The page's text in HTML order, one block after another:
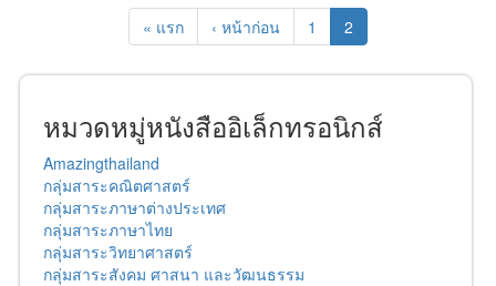
« แรก ‹ หน้าก่อน 1 2
หมวดหมู่หนังสืออิเล็กทรอนิกส์
Amazingthailand
กลุ่มสาระคณิตศาสตร์
กลุ่มสาระภาษาต่างประเทศ
กลุ่มสาระภาษาไทย
กลุ่มสาระวิทยาศาสตร์
กลุ่มสาระสังคม ศาสนา และวัฒนธรรม